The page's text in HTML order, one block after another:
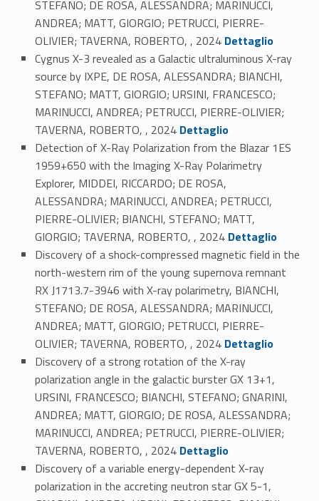
STEFANO; DE ROSA, ALESSANDRA; MARINUCCI,
ANDREA; MATT, GIORGIO; PETRUCCI, PIERRE-
OLIVIER; TAVERNA, ROBERTO, , 2024 Link identifier #identifier_person_112818-35
Dettaglio
Cygnus X-3 revealed as a Galactic ultraluminous X-ray
source by IXPE, DE ROSA, ALESSANDRA; BIANCHI,
STEFANO; MATT, GIORGIO; URSINI, FRANCESCO;
MARINUCCI, ANDREA; PETRUCCI, PIERRE-OLIVIER;
TAVERNA, ROBERTO, , 2024 Link identifier #identifier_person_19912-36
Dettaglio
Detection of X-Ray Polarization from the Blazar 1ES
1959+650 with the Imaging X-Ray Polarimetry
Explorer, MIDDEI, RICCARDO; DE ROSA,
ALESSANDRA; MARINUCCI, ANDREA; PETRUCCI,
PIERRE-OLIVIER; BIANCHI, STEFANO; MATT,
GIORGIO; TAVERNA, ROBERTO, , 2024 Link identifier #identifier_person_124324-37
Dettaglio
Discovery of a shock-compressed magnetic field in the
north-western rim of the young supernova remnant
RX J1713.7-3946 with X-ray polarimetry, BIANCHI,
STEFANO; DE ROSA, ALESSANDRA; MARINUCCI,
ANDREA; MATT, GIORGIO; PETRUCCI, PIERRE-
OLIVIER; TAVERNA, ROBERTO, , 2024 Link identifier #identifier_person_180449-38
Dettaglio
Discovery of a strong rotation of the X-ray
polarization angle in the galactic burster GX 13+1,
URSINI, FRANCESCO; BIANCHI, STEFANO; GNARINI,
ANDREA; MATT, GIORGIO; DE ROSA, ALESSANDRA;
MARINUCCI, ANDREA; PETRUCCI, PIERRE-OLIVIER;
TAVERNA, ROBERTO, , 2024 Link identifier #identifier_person_27098-39
Dettaglio
Discovery of a variable energy-dependent X-ray
polarization in the accreting neutron star GX 5-1,